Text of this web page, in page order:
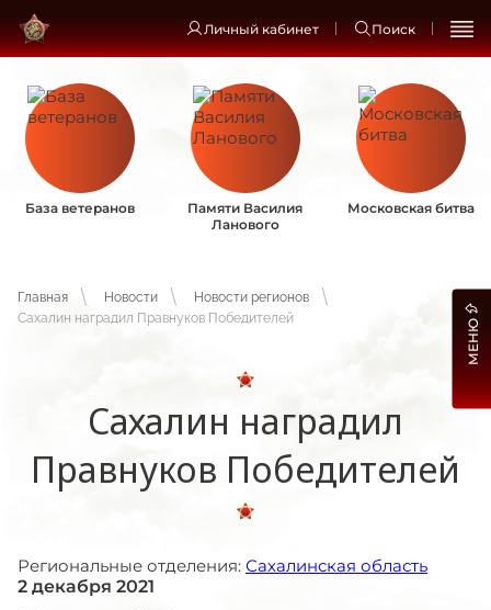
Личный кабинет Поиск
База ветеранов
Памяти Василия
Ланового
Московская битва
Главная Новости
Новости регионов
Сахалин наградил Правнуков Победителей
Сахалин наградил
Правнуков Победителей
Региональные отделения: Сахалинская область
2 декабря 2021
МЕНЮ